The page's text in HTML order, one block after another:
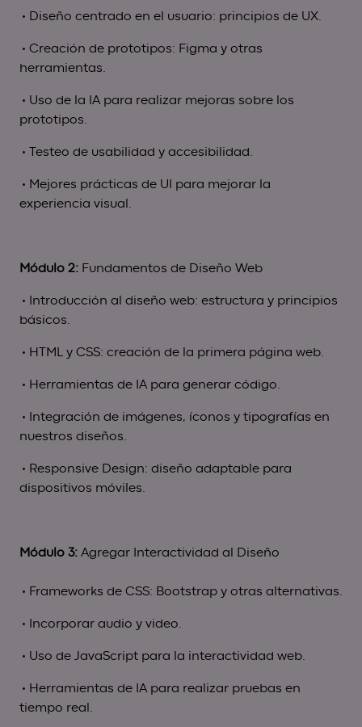
• Diseño centrado en el usuario: principios de UX.
• Creación de prototipos: Figma y otras
herramientas.
• Uso de la IA para realizar mejoras sobre los
prototipos.
• Testeo de usabilidad y accesibilidad.
• Mejores prácticas de UI para mejorar la
experiencia visual.
Módulo 2: Fundamentos de Diseño Web
• Introducción al diseño web: estructura y principios
básicos.
• HTML y CSS: creación de la primera página web.
• Herramientas de IA para generar código.
• Integración de imágenes, íconos y tipografías en
nuestros diseños.
• Responsive Design: diseño adaptable para
dispositivos móviles.
Módulo 3: Agregar Interactividad al Diseño
• Frameworks de CSS: Bootstrap y otras alternativas.
• Incorporar audio y video.
• Uso de JavaScript para la interactividad web.
• Herramientas de IA para realizar pruebas en
tiempo real.